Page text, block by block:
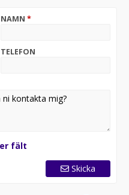
Även avbetalning utan
göra upplägg med
flesta fordonen vi säljer.
eller
till oss på JH Motor ute
före ni kommer för
NAMN *
TELEFON
fält
Skicka